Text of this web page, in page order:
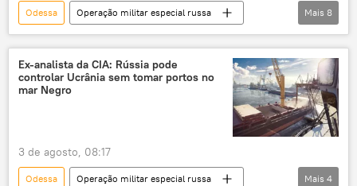
Odessa
Operação militar especial russa
Rússia
Europa
Vladimir Zelensky
Ucrânia
Kiev
Organização do Tratado do Atlântico Norte
Mais 8
Ex-analista da CIA: Rússia pode
controlar Ucrânia sem tomar portos no
mar Negro
3 de agosto, 08:17
Odessa
Operação militar especial russa
Mais 4